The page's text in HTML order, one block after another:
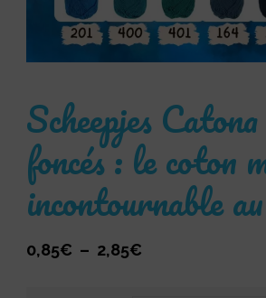
Scheepjes
foncés : le coton
incontournable
0,85€ – 2,85€